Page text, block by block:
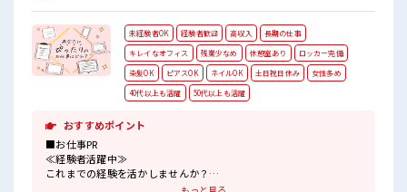
未経験者OK 経験者歓迎 高収入
長期の仕事
キレイなオフィス
残業少なめ 休憩室あり
ロッカー完備
染髪OK
ピアスOK ネイルOK 土日祝日休み
女性多め
40代以上も活躍
50代以上も活躍
おすすめポイント
■お仕事PR
≪経験者活躍中≫
これまでの経験を活かしませんか？